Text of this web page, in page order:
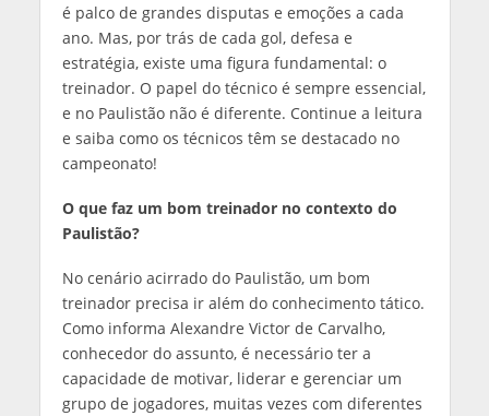
é palco de grandes disputas e emoções a cada
ano. Mas, por trás de cada gol, defesa e
estratégia, existe uma figura fundamental: o
treinador. O papel do técnico é sempre essencial,
e no Paulistão não é diferente. Continue a leitura
e saiba como os técnicos têm se destacado no
campeonato!
O que faz um bom treinador no contexto do
Paulistão?
No cenário acirrado do Paulistão, um bom
treinador precisa ir além do conhecimento tático.
Como informa Alexandre Victor de Carvalho,
conhecedor do assunto, é necessário ter a
capacidade de motivar, liderar e gerenciar um
grupo de jogadores, muitas vezes com diferentes